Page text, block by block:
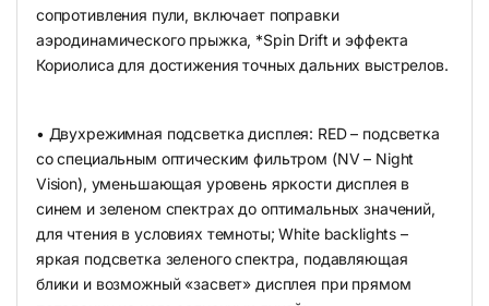
сопротивления пули, включает поправки
аэродинамического прыжка, *Spin Drift и эффекта
Кориолиса для достижения точных дальних выстрелов.
• Двухрежимная подсветка дисплея: RED – подсветка
со специальным оптическим фильтром (NV – Night
Vision), уменьшающая уровень яркости дисплея в
синем и зеленом спектрах до оптимальных значений,
для чтения в условиях темноты; White backlights –
яркая подсветка зеленого спектра, подавляющая
блики и возможный «засвет» дисплея при прямом